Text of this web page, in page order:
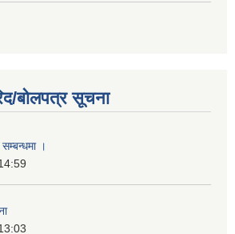
बोलपत्र सूचना
।